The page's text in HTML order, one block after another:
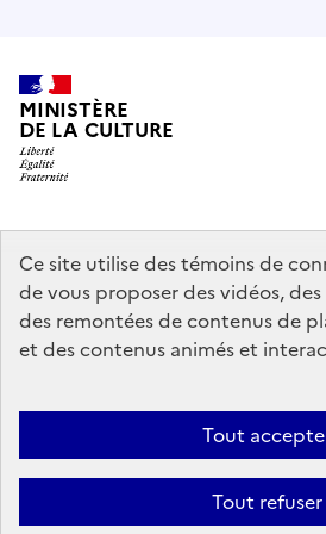
Ce site utilise des témoins de
de vous proposer des vidéos,
des remontées de contenus de
et des contenus animés et
Tout
Tout refuser
MINISTÈRE
DE LA CULTURE
data.gouv.fr legifrance.gouv.fr
service-public.gouv.fr
Contact Mentions légales
Accessibilité
Politique d’utilisation des témoins de
générale de protection des données
Plan